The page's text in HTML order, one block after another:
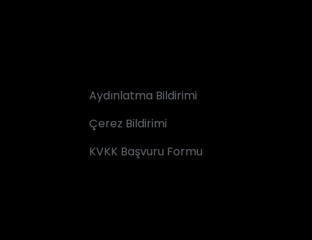
Aydınlatma Bildirimi
Çerez Bildirimi
KVKK Başvuru Formu